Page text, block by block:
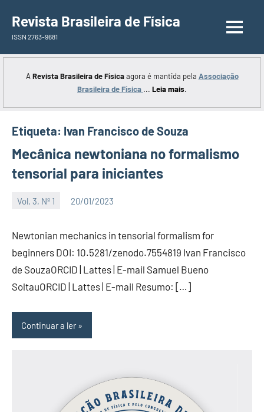
para
conteúdo
Revista Brasileira de Física
ISSN 2763-9681
A Revista Brasileira de Físicaagora é mantida pela Associação
Brasileira de Física ... Leia mais.
Etiqueta: Ivan Francisco de Souza
Mecânica newtoniana no formalismo
tensorial para iniciantes
Vol. 3, Nº 1 20/01/2023
Newtonian mechanics in tensorial formalism for
beginners DOI: 10.5281/zenodo.7554819 Ivan Francisco
de SouzaORCID | Lattes | E-mail Samuel Bueno
SoltauORCID | Lattes | E-mail Resumo: […]
Continuar a ler